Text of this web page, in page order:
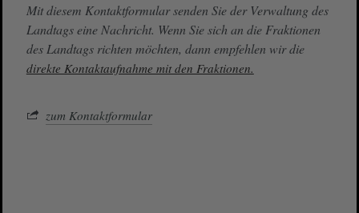
Mit diesem Kontaktformular senden Sie der Verwaltung des
Landtags eine Nachricht. Wenn Sie sich an die Fraktionen
des Landtags richten möchten, dann empfehlen wir die
direkte Kontaktaufnahme mit den Fraktionen.
zum Kontaktformular